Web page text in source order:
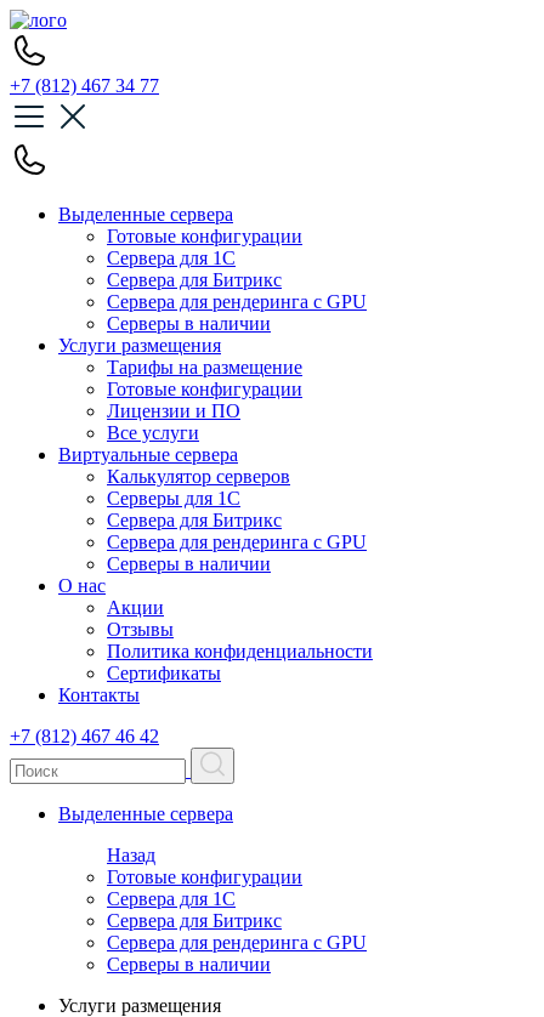
+7 (812) 467 34 77
Выделенные сервера
Готовые конфигурации
Сервера для 1С
Сервера для Битрикс
Сервера для рендеринга с GPU
Серверы в наличии
Услуги размещения
Тарифы на размещение
Готовые конфигурации
Лицензии и ПО
Все услуги
Виртуальные сервера
Калькулятор серверов
Серверы для 1С
Сервера для Битрикс
Сервера для рендеринга с GPU
Серверы в наличии
О нас
Акции
Отзывы
Политика конфиденциальности
Сертификаты
Контакты
+7 (812) 467 46 42
Выделенные сервера
Назад
Готовые конфигурации
Сервера для 1С
Сервера для Битрикс
Сервера для рендеринга с GPU
Серверы в наличии
Услуги размещения